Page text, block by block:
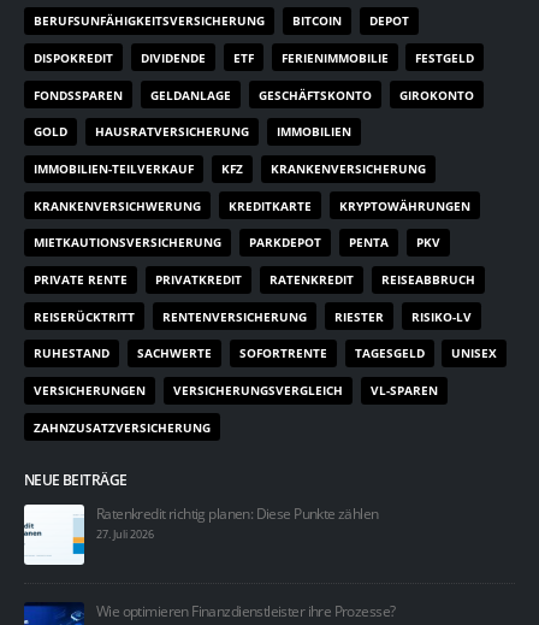
BERUFSUNFÄHIGKEITSVERSICHERUNG BITCOIN DEPOT
DISPOKREDIT DIVIDENDE ETF FERIENIMMOBILIE FESTGELD
FONDSSPAREN GELDANLAGE GESCHÄFTSKONTO GIROKONTO
GOLD HAUSRATVERSICHERUNG IMMOBILIEN
IMMOBILIEN-TEILVERKAUF KFZ KRANKENVERSICHERUNG
KRANKENVERSICHWERUNG KREDITKARTE KRYPTOWÄHRUNGEN
MIETKAUTIONSVERSICHERUNG PARKDEPOT PENTA PKV
PRIVATE RENTE PRIVATKREDIT RATENKREDIT REISEABBRUCH
REISERÜCKTRITT RENTENVERSICHERUNG RIESTER RISIKO-LV
RUHESTAND SACHWERTE SOFORTRENTE TAGESGELD UNISEX
VERSICHERUNGEN VERSICHERUNGSVERGLEICH VL-SPAREN
ZAHNZUSATZVERSICHERUNG
NEUE BEITRÄGE
Ratenkredit richtig planen: Diese Punkte zählen
27. Juli 2026
Wie optimieren Finanzdienstleister ihre Prozesse?